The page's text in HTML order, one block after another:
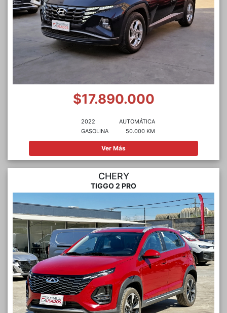
$17.890.000
2022
GASOLINA
AUTOMÁTICA
50.000 KM
Ver Más
CHERY
TIGGO 2 PRO